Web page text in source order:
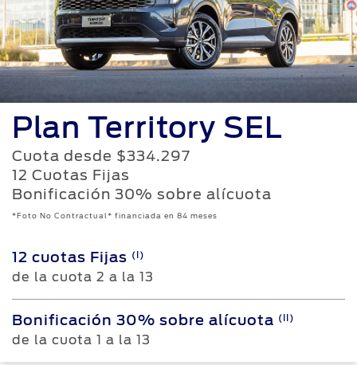
Plan Territory SEL
Cuota desde $334.297
12 Cuotas Fijas
Bonificación 30% sobre alícuota
*Foto No Contractual* financiada en 84 meses
12 cuotas Fijas (I)
de la cuota 2 a la 13
Bonificación 30% sobre alícuota (II)
de la cuota 1 a la 13